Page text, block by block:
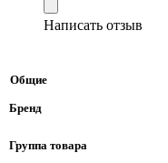
Написать отзыв
Общие
Бренд
Группа товара